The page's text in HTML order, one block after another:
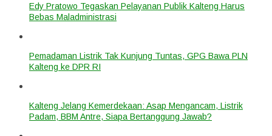
Edy Pratowo Tegaskan Pelayanan Publik Kalteng Harus
Bebas Maladministrasi
Pemadaman Listrik Tak Kunjung Tuntas, GPG Bawa PLN
Kalteng ke DPR RI
Kalteng Jelang Kemerdekaan: Asap Mengancam, Listrik
Padam, BBM Antre, Siapa Bertanggung Jawab?